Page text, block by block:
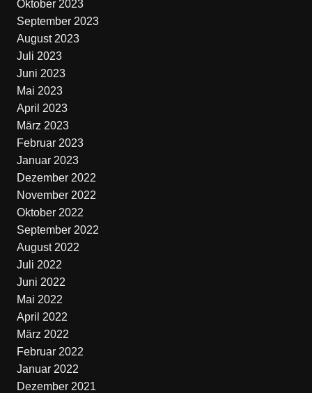
Oktober 2023
September 2023
August 2023
Juli 2023
Juni 2023
Mai 2023
April 2023
März 2023
Februar 2023
Januar 2023
Dezember 2022
November 2022
Oktober 2022
September 2022
August 2022
Juli 2022
Juni 2022
Mai 2022
April 2022
März 2022
Februar 2022
Januar 2022
Dezember 2021